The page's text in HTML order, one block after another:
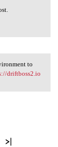
to
driftboss2.io